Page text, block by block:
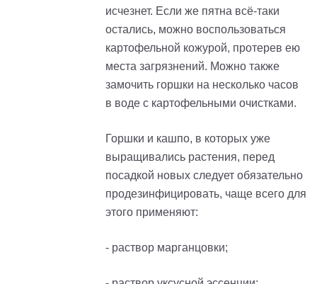
исчезнет. Если же пятна всё-таки
остались, можно воспользоваться
картофельной кожурой, протерев ею
места загрязнений. Можно также
замочить горшки на несколько часов
в воде с картофельными очистками.
Горшки и кашпо, в которых уже
выращивались растения, перед
посадкой новых следует обязательно
продезинфицировать, чаще всего для
этого применяют:
- раствор марганцовки;